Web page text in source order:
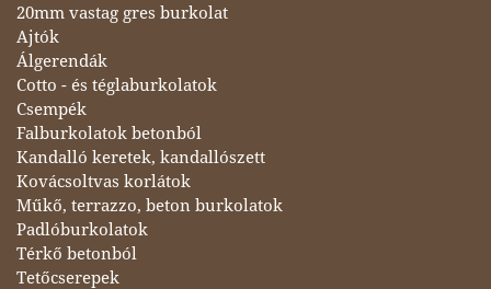
20mm vastag gres burkolat
Ajtók
Álgerendák
Cotto - és téglaburkolatok
Csempék
Falburkolatok betonból
Kandalló keretek, kandallószett
Kovácsoltvas korlátok
Műkő, terrazzo, beton burkolatok
Padlóburkolatok
Térkő betonból
Tetőcserepek